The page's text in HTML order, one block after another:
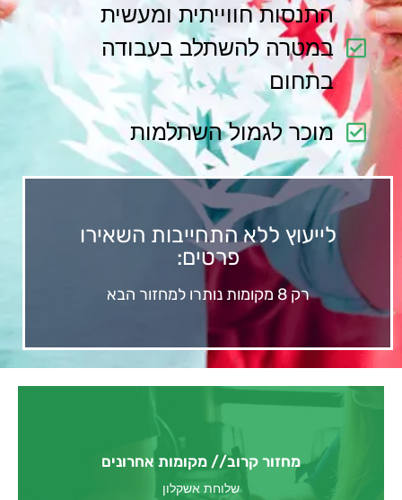
התנסות חווייתית ומעשית
במטרה להשתלב בעבודה
בתחום
מוכר לגמול השתלמות
לייעוץ ללא התחייבות השאירו
פרטים:
רק 8 מקומות נותרו למחזור הבא
מחזור קרוב // מקומות אחרונים
שלוחת אשקלון